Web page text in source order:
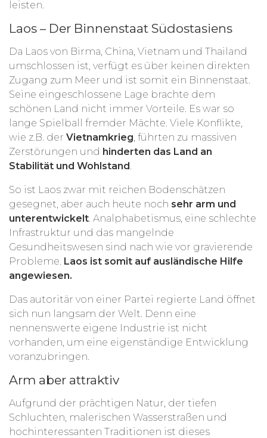
leisten.
Laos – Der Binnenstaat Südostasiens
Da Laos von Birma, China, Vietnam und Thailand
umschlossen ist, verfügt es über keinen direkten
Zugang zum Meer und ist somit ein Binnenstaat.
Seine eingeschlossene Lage brachte dem
schönen Land nicht immer Vorteile. Es war so
lange Spielball fremder Mächte. Viele Konflikte,
wie z.B. der Vietnamkrieg , führten zu massiven
Zerstörungen und hinderten das Land an
Stabilität und Wohlstand
So ist Laos zwar mit reichen Bodenschätzen
gesegnet, aber auch heute noch sehr arm und
unterentwickelt . Analphabetismus, eine schlechte
Infrastruktur und das mangelnde
Gesundheitswesen sind nach wie vor gravierende
Probleme. Laos ist somit auf ausländische Hilfe
angewiesen.
Das autoritär von einer Partei regierte Land öffnet
sich nun langsam der Welt. Denn eine
nennenswerte eigene Industrie ist nicht
vorhanden, um eine eigenständige Entwicklung
voranzubringen.
Arm aber attraktiv
Aufgrund der prächtigen Natur, der tiefen
Schluchten, malerischen Wasserstraßen und
hochinteressanten Traditionen ist dieses